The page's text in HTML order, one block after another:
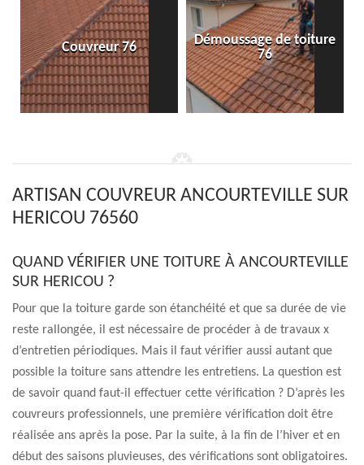
Démoussage de toiture
76
Etanchéité toiture 76
ARTISAN COUVREUR ANCOURTEVILLE SUR
HERICOU 76560
QUAND VÉRIFIER UNE TOITURE À ANCOURTEVILLE
SUR HERICOU ?
Pour que la toiture garde son étanchéité et que sa durée de vie
reste rallongée, il est nécessaire de procéder à de travaux x
d’entretien périodiques. Mais il faut vérifier aussi autant que
possible la toiture sans attendre les entretiens. La question est
de savoir quand faut-il effectuer cette vérification ? D’après les
couvreurs professionnels, une première vérification doit être
réalisée ans après la pose. Par la suite, à la fin de l’hiver et en
début des saisons pluvieuses, des vérifications sont obligatoires.